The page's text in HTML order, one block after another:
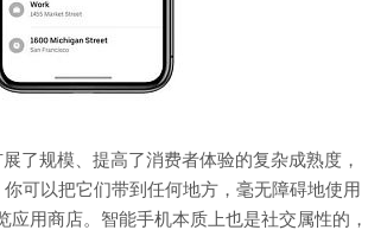
规模、提高了消费者体验的复杂成熟度，
可以把它们带到任何地方，毫无障碍地使用
用商店。智能手机本质上也是社交属性的，